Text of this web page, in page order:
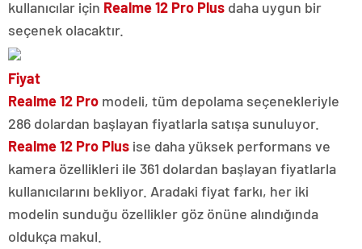
kullanıcılar için Realme 12 Pro Plus daha uygun bir
seçenek olacaktır.
Fiyat
Realme 12 Pro modeli, tüm depolama seçenekleriyle
286 dolardan başlayan fiyatlarla satışa sunuluyor.
Realme 12 Pro Plus ise daha yüksek performans ve
kamera özellikleri ile 361 dolardan başlayan fiyatlarla
kullanıcılarını bekliyor. Aradaki fiyat farkı, her iki
modelin sunduğu özellikler göz önüne alındığında
oldukça makul.